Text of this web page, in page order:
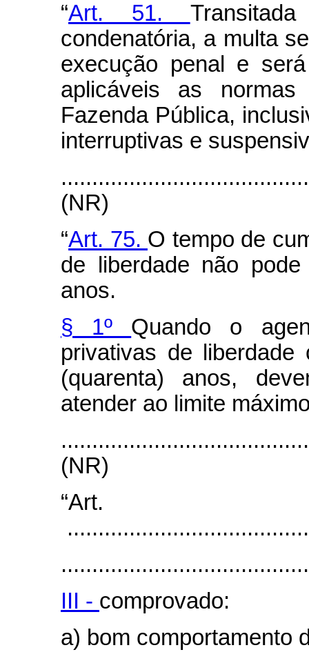
“Art. 51.
condenatória, a multa
execução penal e
aplicáveis as
Fazenda Pública,
interruptivas e
(NR)
“Art. 75. O tempo de
de liberdade não
anos.
§ 1º Quando o
privativas de
(quarenta) anos,
atender ao limite
(NR)
III - comprovado:
a) bom comportamento